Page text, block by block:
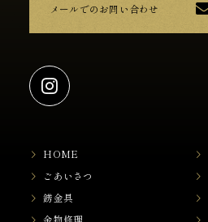
メールでのお問い合わせ
HOME
ごあいさつ
錺金具
金物修理